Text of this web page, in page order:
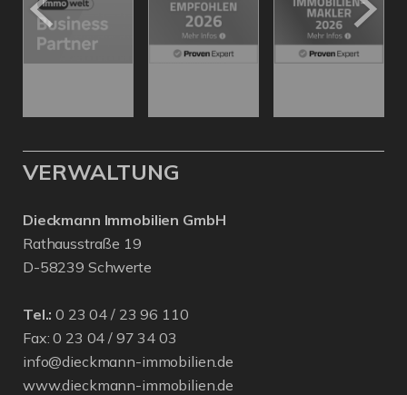
VERWALTUNG
Dieckmann Immobilien GmbH
Rathausstraße 19
D-58239 Schwerte
Tel.: 0 23 04 / 23 96 110
Fax: 0 23 04 / 97 34 03
info@dieckmann-immobilien.de
www.dieckmann-immobilien.de